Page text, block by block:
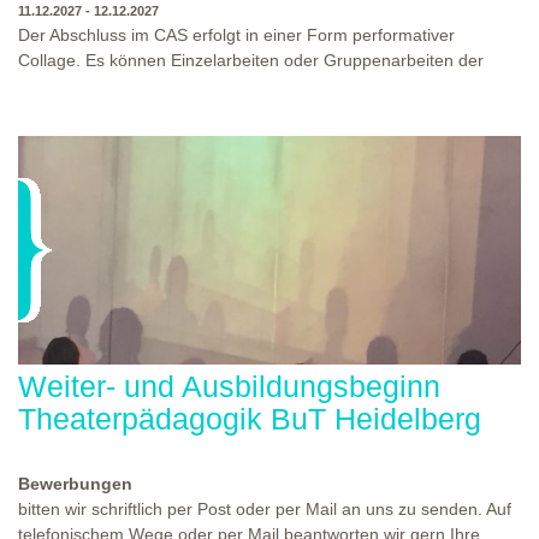
11.12.2027 - 12.12.2027
Der Abschluss im CAS erfolgt in einer Form performativer
Collage. Es können Einzelarbeiten oder Gruppenarbeiten der
Ausbildungsprogramm zu erleben. Die Studierenden des
oder Präsentation. Wir freuen uns über Begegnungen und
WO?
Weiter- und Ausbildungsbeginn
Theaterpädagogik BuT Heidelberg
Bewerbungen
bitten wir schriftlich per Post oder per Mail an uns zu senden. Auf
telefonischem Wege oder per Mail beantworten wir gern Ihre